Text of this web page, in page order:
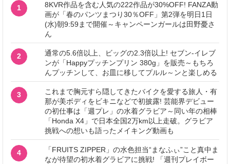
1
8KVR作品を含む人気の222作品が30%OFF! FANZA動
画が「春のパンツまつり30％OFF」第2弾を明日1日
(水)朝9:59まで開催～キャンペーンガールは田野憂さ
ん
2
通常の5.6倍以上、ビッグの2.3倍以上! セブン‐イレブ
ンが「Happyプッチンプリン 380g」を販売～もちろ
んプッチンして、お皿に移してプルル～ンと楽しめる
3
これまで胸元すら隠してきたバイクを愛する旅人・有
那が美ボディをビキニなどで初披露! 芸能界デビュー
の初仕事は「週プレ」の水着グラビア～同い年の相棒
「Honda X4」で日本全国2万km以上走破。グラビア
挑戦への想いも語ったメイキング動画も
4
「FRUITS ZIPPER」の水色担当“まなふぃ”こと真中ま
なが待望の初水着グラビアに挑戦! 「週刊プレイボー